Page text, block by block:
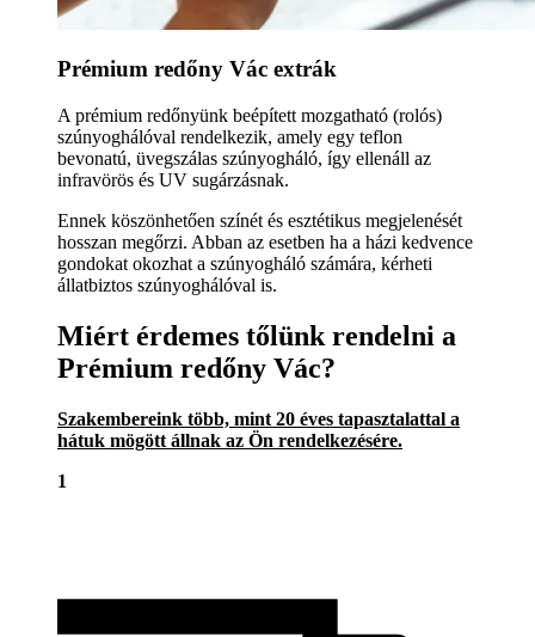
Prémium redőny Vác extrák
A prémium redőnyünk beépített mozgatható (rolós)
szúnyoghálóval rendelkezik, amely egy teflon
bevonatú, üvegszálas szúnyogháló, így ellenáll az
infravörös és UV sugárzásnak.
Ennek köszönhetően színét és esztétikus megjelenését
hosszan megőrzi. Abban az esetben ha a házi kedvence
gondokat okozhat a szúnyogháló számára, kérheti
állatbiztos szúnyoghálóval is.
Miért érdemes tőlünk rendelni a
Prémium redőny Vác?
Szakembereink több, mint 20 éves tapasztalattal a
hátuk mögött állnak az Ön rendelkezésére.
1